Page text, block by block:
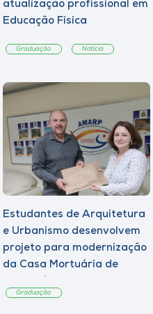
atualização profissional em
Educação Física
Graduação Notícia
Estudantes de Arquitetura
e Urbanismo desenvolvem
projeto para modernização
da Casa Mortuária de
Graduação